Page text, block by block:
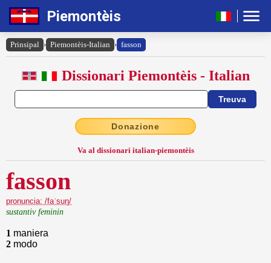
Piemontèis
Prinsipal › Piemontèis-Italian › fasson
Dissionari Piemontèis - Italian
Donazione
Va al dissionari italian-piemontèis
fasson
pronuncia: /faˈsuŋ/
sustantiv feminin
1 maniera
2 modo